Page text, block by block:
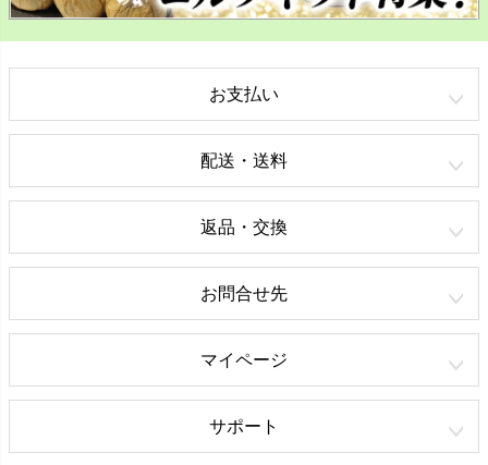
お支払い
配送・送料
返品・交換
お問合せ先
マイページ
サポート